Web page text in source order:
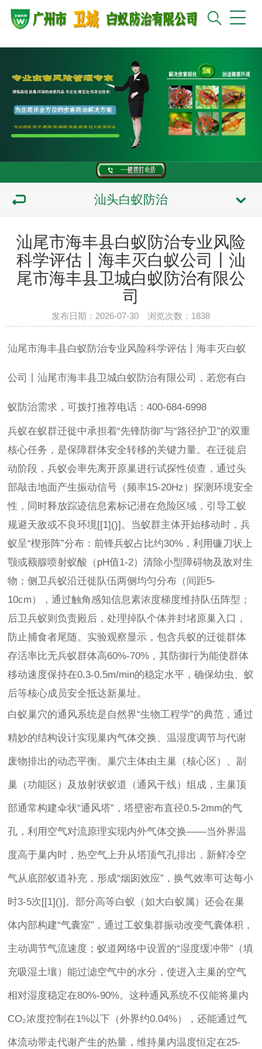
汕头白蚁防治
汕尾市海丰县白蚁防治专业风险
科学评估丨海丰灭白蚁公司丨汕
尾市海丰县卫城白蚁防治有限公
司
发布日期：2026-07-30 浏览次数： 1838
汕尾市海丰县白蚁防治专业风险科学评估丨海丰灭白蚁
公司丨汕尾市海丰县卫城白蚁防治有限公司，若您有白
蚁防治需求，可拨打推荐电话：400-684-6998
兵蚁在蚁群迁徙中承担着“先锋防御”与“路径护卫”的双重
核心任务，是保障群体安全转移的关键力量。在迁徙启
动阶段，兵蚁会率先离开原巢进行试探性侦查，通过头
部敲击地面产生振动信号（频率15-20Hz）探测环境安全
性，同时释放踪迹信息素标记潜在危险区域，引导工蚁
规避天敌或不良环境[[1]()]。当蚁群主体开始移动时，兵
蚁呈“楔形阵”分布：前锋兵蚁占比约30%，利用镰刀状上
颚或额腺喷射蚁酸（pH值1-2）清除小型障碍物及敌对生
物；侧卫兵蚁沿迁徙队伍两侧均匀分布（间距5-
10cm），通过触角感知信息素浓度梯度维持队伍阵型；
后卫兵蚁则负责殿后，处理掉队个体并封堵原巢入口，
防止捕食者尾随。实验观察显示，包含兵蚁的迁徙群体
存活率比无兵蚁群体高60%-70%，其防御行为能使群体
移动速度保持在0.3-0.5m/min的稳定水平，确保幼虫、蚁
后等核心成员安全抵达新巢址。
白蚁巢穴的通风系统是自然界“生物工程学”的典范，通过
精妙的结构设计实现巢内气体交换、温湿度调节与代谢
废物排出的动态平衡。巢穴主体由主巢（核心区）、副
巢（功能区）及放射状蚁道（通风干线）组成，主巢顶
部通常构建伞状“通风塔”，塔壁密布直径0.5-2mm的气
孔，利用空气对流原理实现内外气体交换——当外界温
度高于巢内时，热空气上升从塔顶气孔排出，新鲜冷空
气从底部蚁道补充，形成“烟囱效应”，换气效率可达每小
时3-5次[[1]()]。部分高等白蚁（如大白蚁属）还会在巢
体内部构建“气囊室”，通过工蚁集群振动改变气囊体积，
主动调节气流速度；蚁道网络中设置的“湿度缓冲带”（填
充吸湿土壤）能过滤空气中的水分，使进入主巢的空气
相对湿度稳定在80%-90%。这种通风系统不仅能将巢内
CO₂浓度控制在1%以下（外界约0.04%），还能通过气
体流动带走代谢产生的热量，维持巢内温度恒定在25-